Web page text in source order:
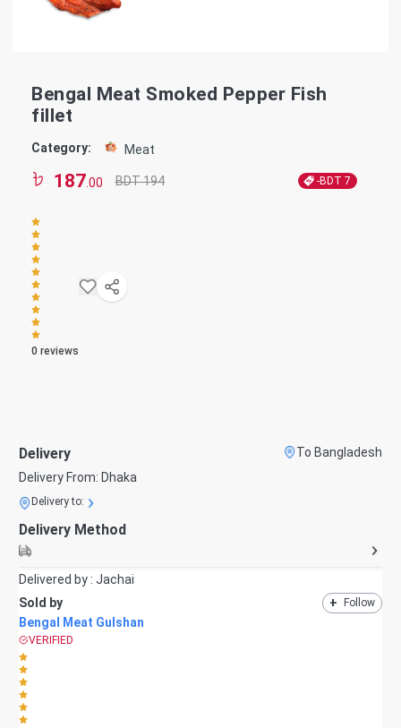
Bengal Meat Smoked Pepper Fish
fillet
Category: Meat
187 .00 BDT 194 -BDT 7
0 reviews
Delivery
To Bangladesh
Delivery From: Dhaka
Delivery to:
Delivery Method
Delivered by : Jachai
Sold by
+ Follow
Bengal Meat Gulshan
VERIFIED